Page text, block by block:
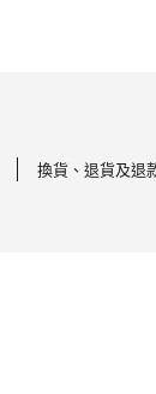
換貨、退貨及退